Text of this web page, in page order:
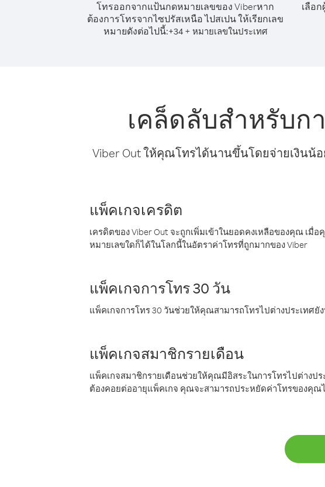
โทรออกจากแป้นกดหมายเลขของ Viberหาก
ต้องการโทรจากไซปรัสเหนือ ไปสเปน ให้เรียกเลข
หมายดังต่อไปนี้:+34+ หมายเลขในประเทศ
เลือ
เคล็ดลับสำหรับก
Viber Out ให้คุณโทรได้นานขึ้นโดยจ่ายเงินน้
แพ็คเกจเครดิต
เครดิตของ Viber Out จะถูกเพิ่มเข้าในยอดคงเหลือของคุณ เ
หมายเลขใดก็ได้ในโลกนี้ในอัตราค่าโทรที่ถูกมากของ Viber
แพ็คเกจการโทร 30 วัน
แพ็คเกจการโทร 30 วันช่วยให้คุณสามารถโทรไปต่างประเทศ
แพ็คเกจสมาชิกรายเดือน
แพ็คเกจสมาชิกรายเดือนช่วยให้คุณมีอิสระในการโทรไปต่าง
ต้องคอยต่ออายุแพ็คเกจ คุณจะสามารถประหยัดค่าโทรของคุ